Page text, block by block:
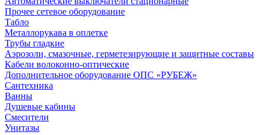
Прочее сетевое оборудование
Табло
Металлорукава в оплетке
Трубы гладкие
Аэрозоли, смазочные, герметезирующие и защитные составы
Кабели волоконно-оптические
Дополнительное оборудование ОПС «РУБЕЖ»
Сантехника
Ванны
Душевые кабины
Смесители
Унитазы